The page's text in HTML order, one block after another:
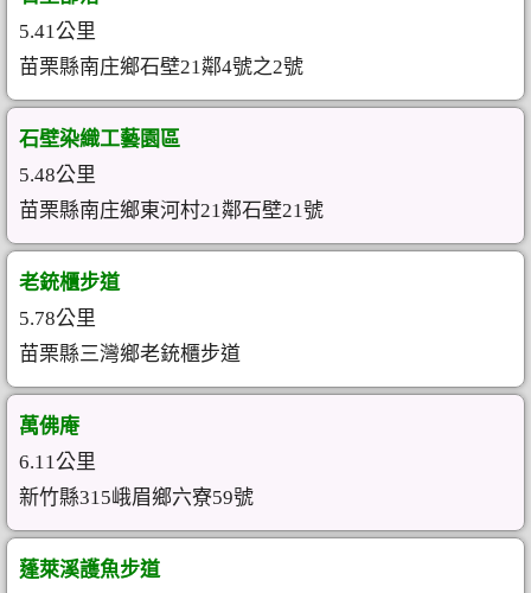
5.41公里
苗栗縣南庄鄉石壁21鄰4號之2號
石壁染織工藝園區
5.48公里
苗栗縣南庄鄉東河村21鄰石壁21號
老銃櫃步道
5.78公里
苗栗縣三灣鄉老銃櫃步道
萬佛庵
6.11公里
新竹縣315峨眉鄉六寮59號
蓬萊溪護魚步道